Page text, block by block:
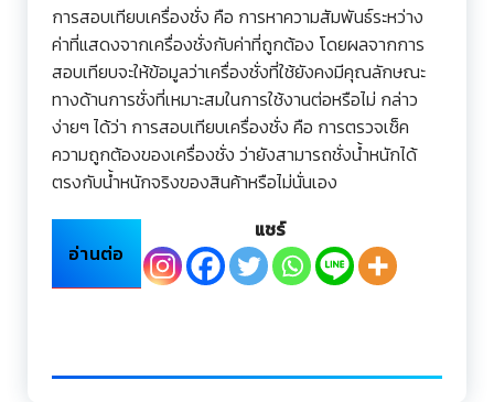
การสอบเทียบเครื่องชั่ง คือ การหาความสัมพันธ์ระหว่าง
ค่าที่แสดงจากเครื่องชั่งกับค่าที่ถูกต้อง โดยผลจากการ
สอบเทียบจะให้ข้อมูลว่าเครื่องชั่งที่ใช้ยังคงมีคุณลักษณะ
ทางด้านการชั่งที่เหมาะสมในการใช้งานต่อหรือไม่ กล่าว
ง่ายๆ ได้ว่า การสอบเทียบเครื่องชั่ง คือ การตรวจเช็ค
ความถูกต้องของเครื่องชั่ง ว่ายังสามารถชั่งน้ำหนักได้
ตรงกับน้ำหนักจริงของสินค้าหรือไม่นั่นเอง
อ่านต่อ
แชร์